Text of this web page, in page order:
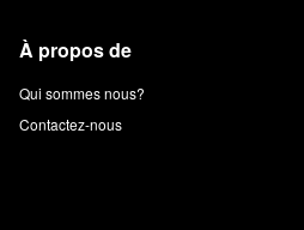
À propos de
Qui sommes nous?
Contactez-nous